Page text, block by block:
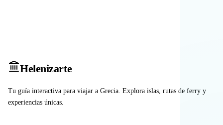
Helenizarte
Tu guía interactiva para viajar a Grecia. Explora islas, rutas de ferry y
experiencias únicas.